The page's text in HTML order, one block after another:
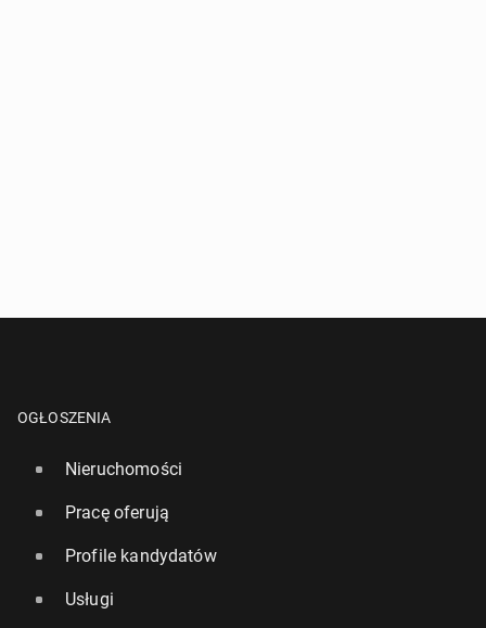
OGŁOSZENIA
Nieruchomości
Pracę oferują
Profile kandydatów
Usługi